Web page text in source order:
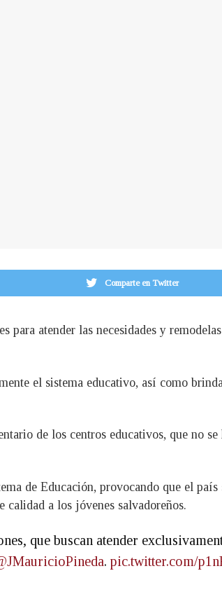
Comparte en Twitter
atender las necesidades y
el sistema educativo, así como
de los centros educativos, que no
de Educación, provocando que el país
a los jóvenes salvadoreños.
que buscan atender
. pic.twitter.com/